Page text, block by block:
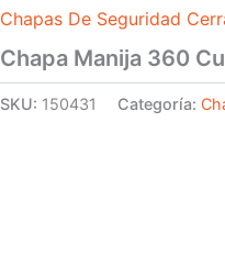
Chapas De Seguridad
Chapa Manija 360
SKU: 150431 Categoría: